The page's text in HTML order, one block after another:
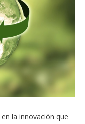
la innovación que